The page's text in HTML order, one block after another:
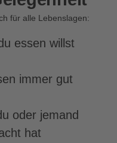
für alle Lebenslagen:
essen willst
immer gut
oder jemand
hat